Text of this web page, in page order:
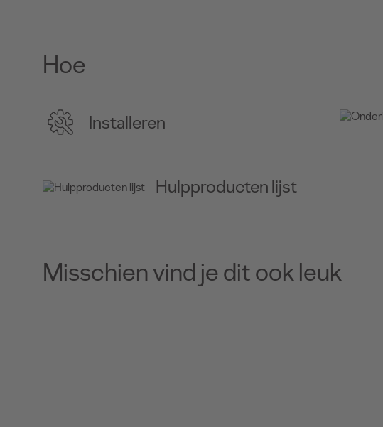
Hoe
Installeren
Hulpproducten lijst
Misschien vind je dit ook leuk